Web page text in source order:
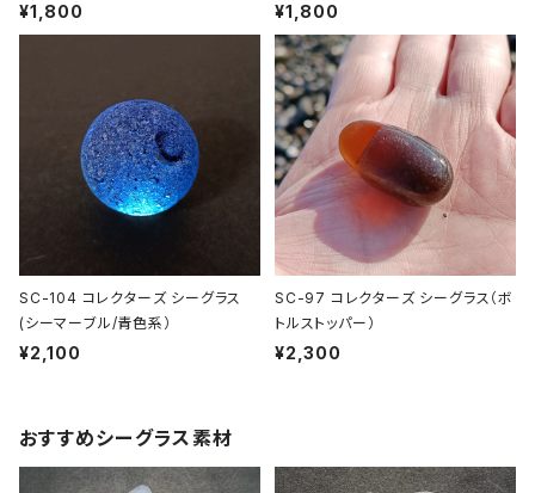
¥1,800 ¥1,800
SC-104 コレクターズ シーグラス
(シーマーブル/青色系）
¥2,100
SC-97 コレクターズ シーグラス（ボ
トルストッパー）
¥2,300
おすすめシーグラス素材